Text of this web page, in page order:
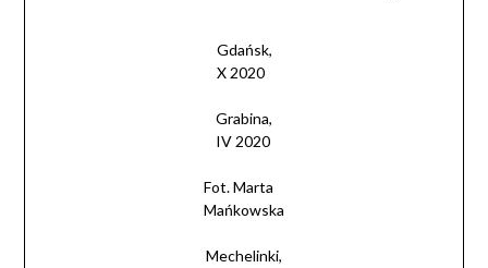
Gdańsk,
X 2020
Grabina,
IV 2020
Fot. Marta
Mańkowska
Mechelinki,